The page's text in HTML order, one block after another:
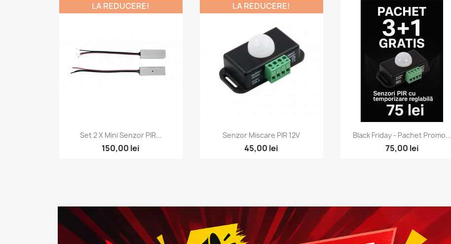
Vizualizare rapida
Set 2 X Mini Senzor PIR...
150,00 lei
LA REDUCERE!
Vizualizare rapida
Senzor Miscare PIR 12V
45,00 lei
LA REDUCERE!
Vizualizare rapida
Black Friday - Pachet Promo...
75,00 lei